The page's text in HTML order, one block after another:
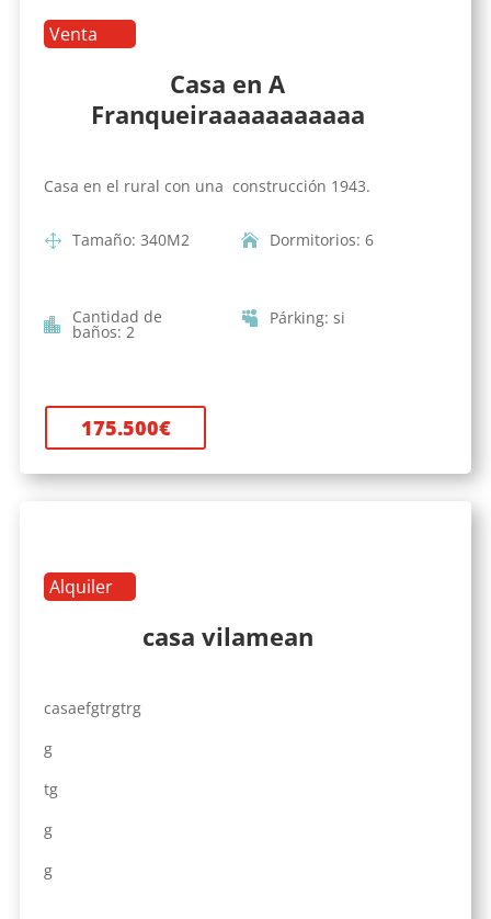
Venta
Casa en A
Franqueiraaaaaaaaaaa
Casa en el rural con una construcción 1943.
Tamaño: 340M2 Dormitorios: 6
Cantidad de
baños: 2
Párking: si
175.500€
Alquiler
casa vilamean
casaefgtrgtrg
g
tg
g
g